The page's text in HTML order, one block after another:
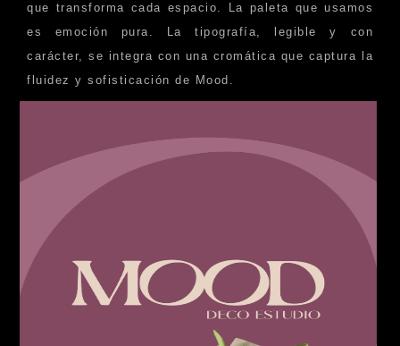
que transforma cada espacio. La paleta que usamos
es emoción pura. La tipografía, legible y con
carácter, se integra con una cromática que captura la
fluidez y sofisticación de Mood.